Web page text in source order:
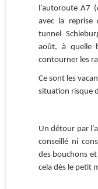
l’autoroute A7
avec la reprise
tunnel
août, à quelle
contourner les
Ce sont les
situation risque
Un détour par
conseillé ni
des bouchons
cela dès le petit